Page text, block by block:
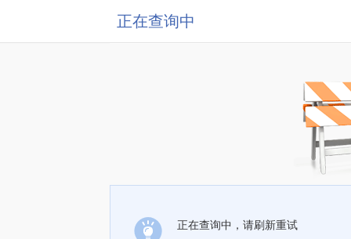
正在查询中
正在查询中，请刷新重试